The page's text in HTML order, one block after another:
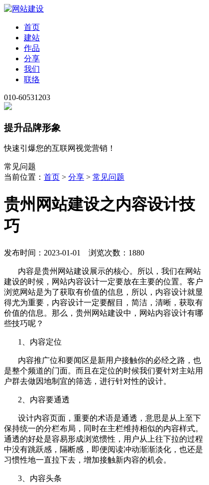
首页
建站
作品
分享
我们
联络
010-60531203
提升品牌形象
快速引爆您的互联网视觉营销！
常见问题
当前位置： 首页 > 分享 > 常见问题
贵州网站建设之内容设计技
巧
发布时间：2023-01-01 浏览次数：1880
内容是贵州网站建设展示的核心。所以，我们在网站
建设的时候，网站内容设计一定要放在主要的位置。客户
浏览网站是为了获取有价值的信息，所以，内容设计就显
得尤为重要，内容设计一定要醒目，简洁，清晰，获取有
价值的信息。那么，贵州网站建设中，网站内容设计有哪
些技巧呢？
1、内容定位
内容推广位和要闻区是新用户接触你的必经之路，也
是整个频道的门面。而且在定位的时候我们要针对主站用
户群去做因地制宜的筛选，进行针对性的设计。
2、内容要通透
设计内容页面，重要的术语是通透，意思是从上至下
保持统一的分栏布局，同时在主栏维持相似的内容样式。
通透的好处是容易形成浏览惯性，用户从上往下拉的过程
中没有跳跃感，隔断感，即便阅读冲动渐渐淡化，也还是
习惯性地一直拉下去，增加接触新内容的机会。
3、内容头条